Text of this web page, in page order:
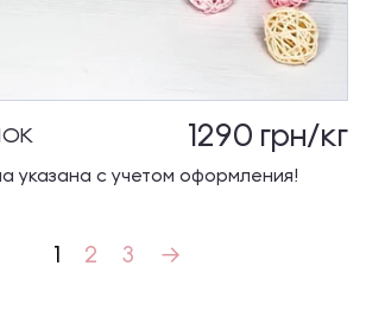
1290 грн/кг
указана с учетом оформления!
2 3 →